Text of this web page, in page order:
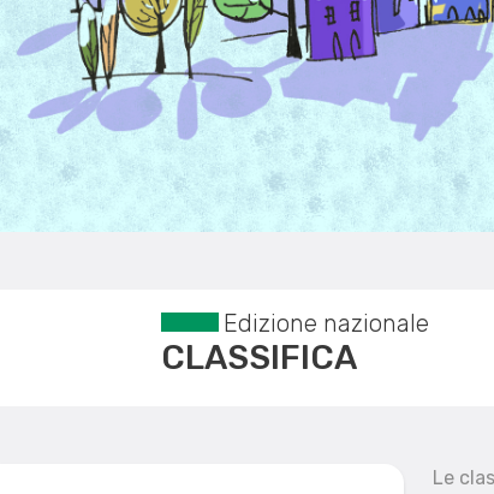
Edizione nazionale
CLASSIFICA
Le